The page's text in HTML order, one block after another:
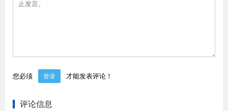
您必须 登录 才能发表评论！
评论信息